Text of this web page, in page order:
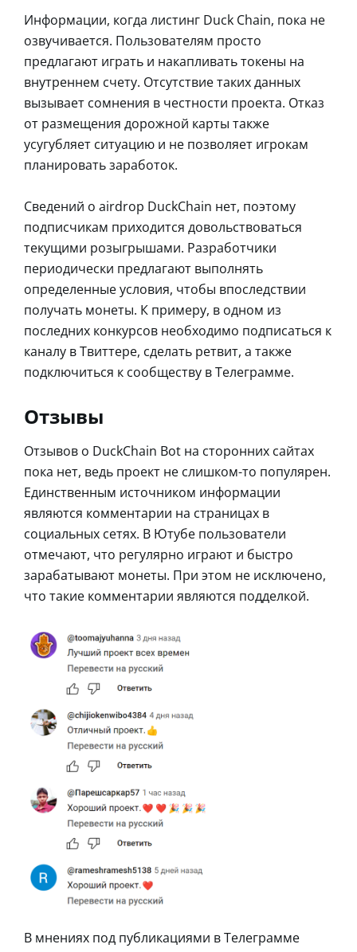
Информации, когда листинг Duck Chain, пока не
озвучивается. Пользователям просто
предлагают играть и накапливать токены на
внутреннем счету. Отсутствие таких данных
вызывает сомнения в честности проекта. Отказ
от размещения дорожной карты также
усугубляет ситуацию и не позволяет игрокам
планировать заработок.
Сведений о airdrop DuckChain нет, поэтому
подписчикам приходится довольствоваться
текущими розыгрышами. Разработчики
периодически предлагают выполнять
определенные условия, чтобы впоследствии
получать монеты. К примеру, в одном из
последних конкурсов необходимо подписаться к
каналу в Твиттере, сделать ретвит, а также
подключиться к сообществу в Телеграмме.
Отзывы
Отзывов о DuckChain Bot на сторонних сайтах
пока нет, ведь проект не слишком-то популярен.
Единственным источником информации
являются комментарии на страницах в
социальных сетях. В Ютубе пользователи
отмечают, что регулярно играют и быстро
зарабатывают монеты. При этом не исключено,
что такие комментарии являются подделкой.
В мнениях под публикациями в Телеграмме